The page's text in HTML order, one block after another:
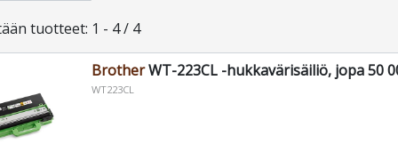
tuotteet: 1 - 4 / 4
BrotherWT-223CL -hukkavärisäiliö, jopa 50
WT223CL